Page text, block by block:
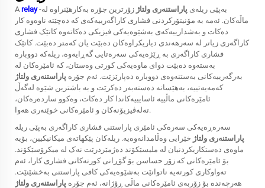
A relay -بەپێی ریلەی پاراستنەری ولتاژ زۆرترین جۆرە بەکارهێنراوە لە
ماڵەکان. ئەمە بە مۆنیتۆرکردنی فشاری کاراگەرییەکەی کە دەچێتە ناوەوە کار
دەکات و بەشدارییەکەی بەشێوەیەکی فیزیکی دەکاتەوە کاتێک فشاری
کاراگەری زیاتر لە سەرھەندی دیاریکراوەکان دەبێت یان کەمتر دەبێت. کاتێک
فشاری کاراگەری بە ڕێژەیەکی سەرەتایی گەڕایەوە، ریلەکە دووبارە
بەستەوە دەبێت دوای ماوەیەکی کورتی وەستان، کە ئامێرەکان لە
بەرگەرییەکانی بەستنەوەی دووبارە دەپارێزێت. ئەم جۆرە پاراستنەری ولتاژ
کەمەیەتییە، بەهێسانە دەستەبەر دەکرێت و بە باشترین شێوە لەگەڵ
ئامێرەکانی ماڵییە ئاسایییەکاندا کار دەکات، وەکوو ساردەرەکان،
تەلەڤیزیۆنەکان و ئامێرەکانی خوێنەری هەوا.
سەرەڕەیەکی سەرەکی ئامێری پاراستنی فشاری کاراگەری بەپێی ریلە
پاراستنەری ولتاژ خێرایی وەڵامدانەوەیە. ريلەکان پێکهاتەی میکانیکیین، بۆیە
ماوەی دەستکاریکردنیان لە ملیسێکۆند دەژمێردرێت نەک لە میکرۆسێکۆند.
بۆ ئامێرەکانی کە زۆر حساسن بۆ گۆڕانی کورتەکانی فشاری کارا، ئەم
تەواوکاری کورتەیە ناتوانێت بەشێوەیەکی کافی پاراستنی بەخشێنێت.
هەرچەندە بۆ زۆربەی ئامێرەکانی ماڵی ڕۆژانە، ئەم جۆرە پاراستنەری ولتاژ